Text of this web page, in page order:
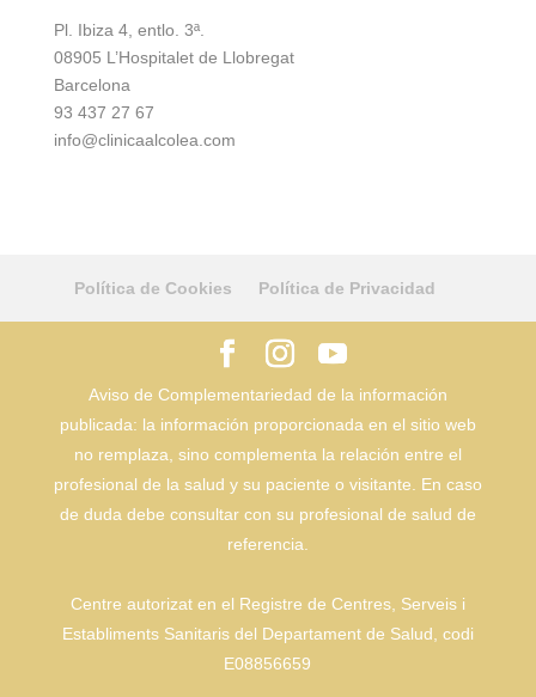
Pl. Ibiza 4, entlo. 3ª.
08905 L’Hospitalet de Llobregat
Barcelona
93 437 27 67
info@clinicaalcolea.com
Política de Cookies Política de Privacidad
Aviso de Complementariedad de la información
publicada: la información proporcionada en el sitio web
no remplaza, sino complementa la relación entre el
profesional de la salud y su paciente o visitante. En caso
de duda debe consultar con su profesional de salud de
referencia.
Centre autorizat en el Registre de Centres, Serveis i
Establiments Sanitaris del Departament de Salud, codi
E08856659